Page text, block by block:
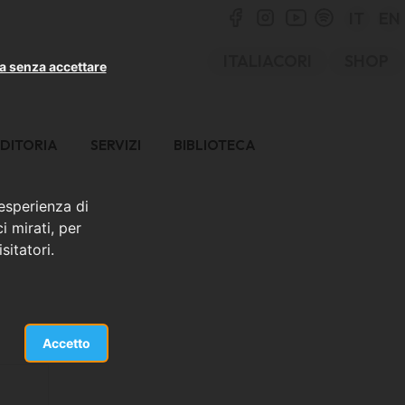
di
mirati, per
Accetto
senza accettare
SERVIZI BIBLIOTECA